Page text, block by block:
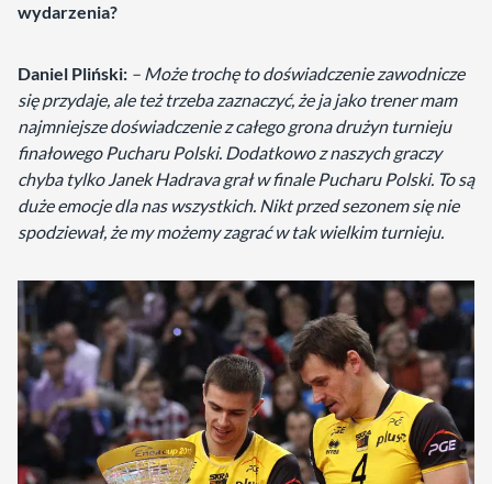
wydarzenia?
Daniel Pliński: – Może trochę to doświadczenie zawodnicze
się przydaje, ale też trzeba zaznaczyć, że ja jako trener mam
najmniejsze doświadczenie z całego grona drużyn turnieju
finałowego Pucharu Polski. Dodatkowo z naszych graczy
chyba tylko Janek Hadrava grał w finale Pucharu Polski. To są
duże emocje dla nas wszystkich. Nikt przed sezonem się nie
spodziewał, że my możemy zagrać w tak wielkim turnieju.